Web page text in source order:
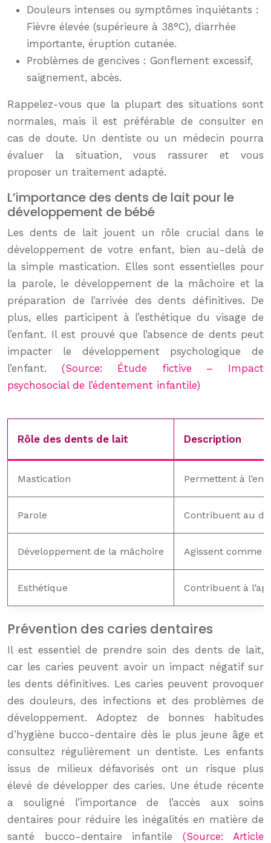
Douleurs intenses ou symptômes inquiétants :
Fièvre élevée (supérieure à 38°C), diarrhée
importante, éruption cutanée.
Problèmes de gencives : Gonflement excessif,
saignement, abcès.
Rappelez-vous que la plupart des situations sont
normales, mais il est préférable de consulter en
cas de doute. Un dentiste ou un médecin pourra
évaluer la situation, vous rassurer et vous
proposer un traitement adapté.
L’importance des dents de lait pour le
développement de bébé
Les dents de lait jouent un rôle crucial dans le
développement de votre enfant, bien au-delà de
la simple mastication. Elles sont essentielles pour
la parole, le développement de la mâchoire et la
préparation de l’arrivée des dents définitives. De
plus, elles participent à l’esthétique du visage de
l’enfant. Il est prouvé que l’absence de dents peut
impacter le développement psychologique de
l’enfant. (Source: Étude fictive – Impact
psychosocial de l’édentement infantile)
Rôle des dents de lait Description
Mastication Permettent à
Parole Contribuent au
Développement de la mâchoire Agissent comme
Esthétique Contribuent à
Prévention des caries dentaires
Il est essentiel de prendre soin des dents de lait,
car les caries peuvent avoir un impact négatif sur
les dents définitives. Les caries peuvent provoquer
des douleurs, des infections et des problèmes de
développement. Adoptez de bonnes habitudes
d’hygiène bucco-dentaire dès le plus jeune âge et
consultez régulièrement un dentiste. Les enfants
issus de milieux défavorisés ont un risque plus
élevé de développer des caries. Une étude récente
a souligné l’importance de l’accès aux soins
dentaires pour réduire les inégalités en matière de
santé bucco-dentaire infantile (Source: Article